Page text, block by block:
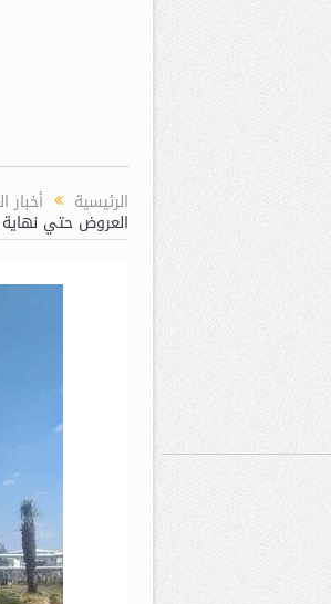
الرئيسية أخبار
العروض حتي نهاية